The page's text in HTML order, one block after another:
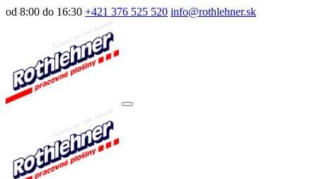
od 8:00 do 16:30 +421 376 525 520 info@rothlehner.sk